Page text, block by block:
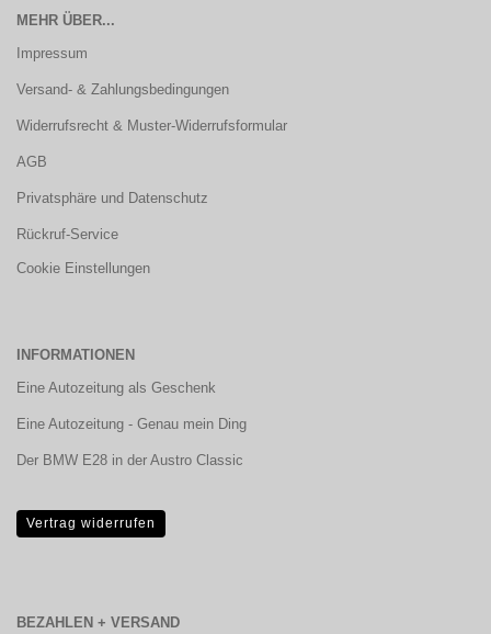
MEHR ÜBER...
Impressum
Versand- & Zahlungsbedingungen
Widerrufsrecht & Muster-Widerrufsformular
AGB
Privatsphäre und Datenschutz
Rückruf-Service
Cookie Einstellungen
INFORMATIONEN
Eine Autozeitung als Geschenk
Eine Autozeitung - Genau mein Ding
Der BMW E28 in der Austro Classic
Vertrag widerrufen
BEZAHLEN + VERSAND